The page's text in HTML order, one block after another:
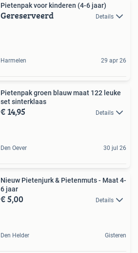
Pietenpak voor kinderen (4-6 jaar)
Gereserveerd Details
Harmelen 29 apr 26
Pietenpak groen blauw maat 122 leuke
set sinterklaas
€ 14,95 Details
Den Oever 30 jul 26
Nieuw Pietenjurk & Pietenmuts - Maat 4-
6 jaar
€ 5,00 Details
Den Helder Gisteren